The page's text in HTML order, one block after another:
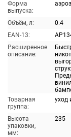
Форма
выпуска:
Объём, л:
0.4
EAN-13:
Расширенное
описание:
Товарная
группа:
уход
Высота
упаковки,
мм:
235